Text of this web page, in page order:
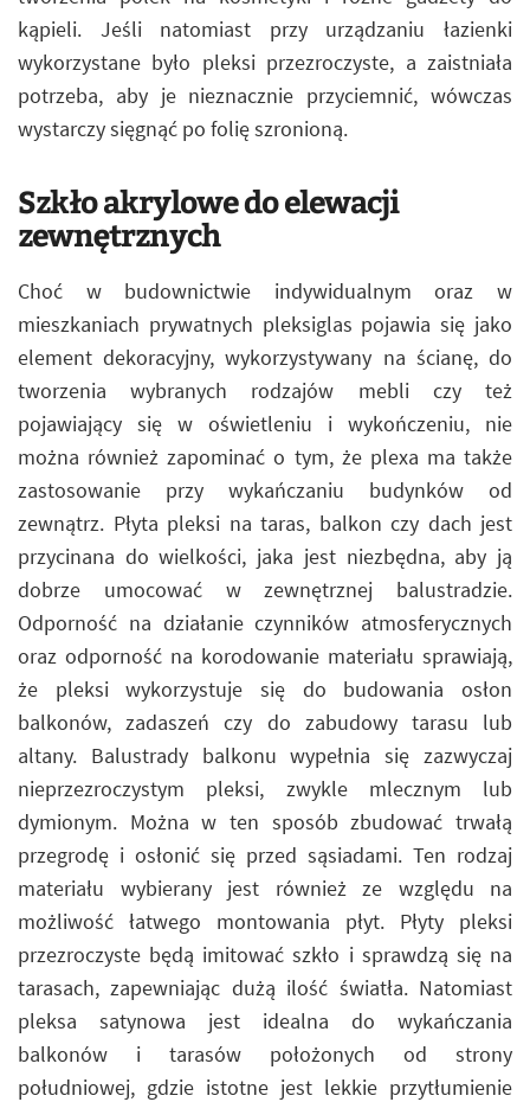
kąpieli. Jeśli natomiast przy urządzaniu łazienki
wykorzystane było pleksi przezroczyste, a zaistniała
potrzeba, aby je nieznacznie przyciemnić, wówczas
wystarczy sięgnąć po folię szronioną.
Szkło akrylowe do elewacji
zewnętrznych
Choć w budownictwie indywidualnym oraz w
mieszkaniach prywatnych pleksiglas pojawia się jako
element dekoracyjny, wykorzystywany na ścianę, do
tworzenia wybranych rodzajów mebli czy też
pojawiający się w oświetleniu i wykończeniu, nie
można również zapominać o tym, że plexa ma także
zastosowanie przy wykańczaniu budynków od
zewnątrz. Płyta pleksi na taras, balkon czy dach jest
przycinana do wielkości, jaka jest niezbędna, aby ją
dobrze umocować w zewnętrznej balustradzie.
Odporność na działanie czynników atmosferycznych
oraz odporność na korodowanie materiału sprawiają,
że pleksi wykorzystuje się do budowania osłon
balkonów, zadaszeń czy do zabudowy tarasu lub
altany. Balustrady balkonu wypełnia się zazwyczaj
nieprzezroczystym pleksi, zwykle mlecznym lub
dymionym. Można w ten sposób zbudować trwałą
przegrodę i osłonić się przed sąsiadami. Ten rodzaj
materiału wybierany jest również ze względu na
możliwość łatwego montowania płyt. Płyty pleksi
przezroczyste będą imitować szkło i sprawdzą się na
tarasach, zapewniając dużą ilość światła. Natomiast
pleksa satynowa jest idealna do wykańczania
balkonów i tarasów położonych od strony
południowej, gdzie istotne jest lekkie przytłumienie